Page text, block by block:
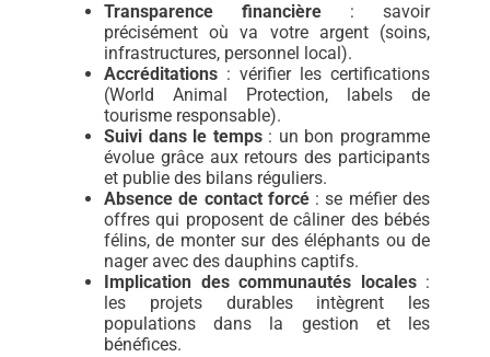
Transparence financière : savoir
précisément où va votre argent (soins,
infrastructures, personnel local).
Accréditations : vérifier les certifications
(World Animal Protection, labels de
tourisme responsable).
Suivi dans le temps: un bon programme
évolue grâce aux retours des participants
et publie des bilans réguliers.
Absence de contact forcé: se méfier des
offres qui proposent de câliner des bébés
félins, de monter sur des éléphants ou de
nager avec des dauphins captifs.
Implication des communautés locales:
les projets durables intègrent les
populations dans la gestion et les
bénéfices.